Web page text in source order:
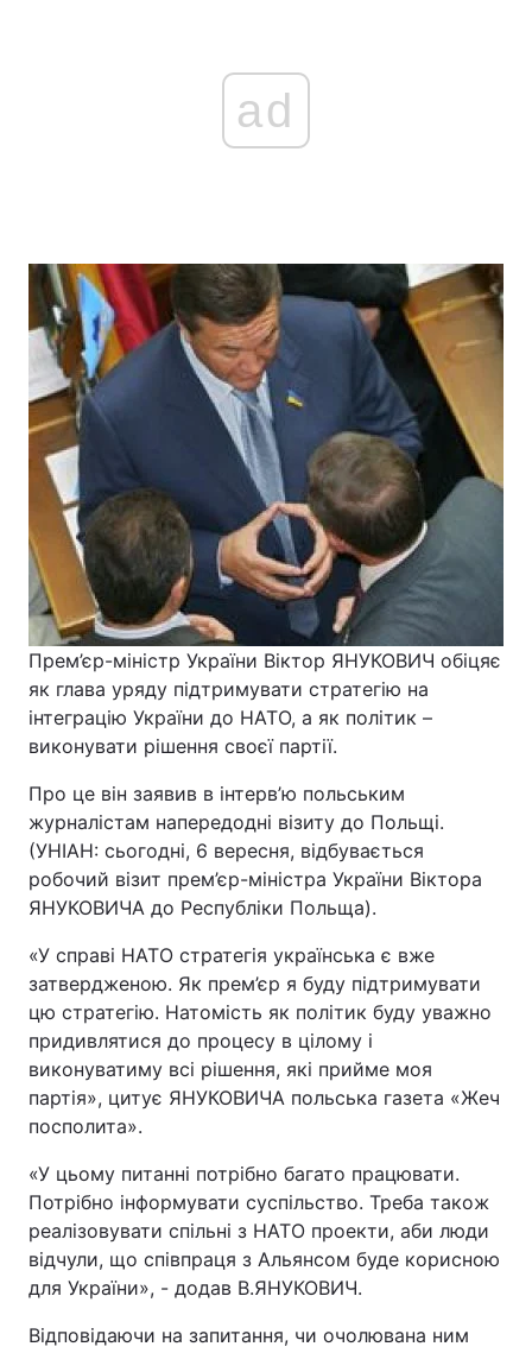
ad
Прем’єр-міністр України Віктор ЯНУКОВИЧ обіцяє
як глава уряду підтримувати стратегію на
інтеграцію України до НАТО, а як політик –
виконувати рішення своєї партії.
Про це він заявив в інтерв’ю польським
журналістам напередодні візиту до Польщі.
(УНІАН: сьогодні, 6 вересня, відбувається
робочий візит прем’єр-міністра України Віктора
ЯНУКОВИЧА до Республіки Польща).
«У справі НАТО стратегія українська є вже
затвердженою. Як прем’єр я буду підтримувати
цю стратегію. Натомість як політик буду уважно
придивлятися до процесу в цілому і
виконуватиму всі рішення, які прийме моя
партія», цитує ЯНУКОВИЧА польська газета «Жеч
посполита».
«У цьому питанні потрібно багато працювати.
Потрібно інформувати суспільство. Треба також
реалізовувати спільні з НАТО проекти, аби люди
відчули, що співпраця з Альянсом буде корисною
для України», - додав В.ЯНУКОВИЧ.
Відповідаючи на запитання, чи очолювана ним